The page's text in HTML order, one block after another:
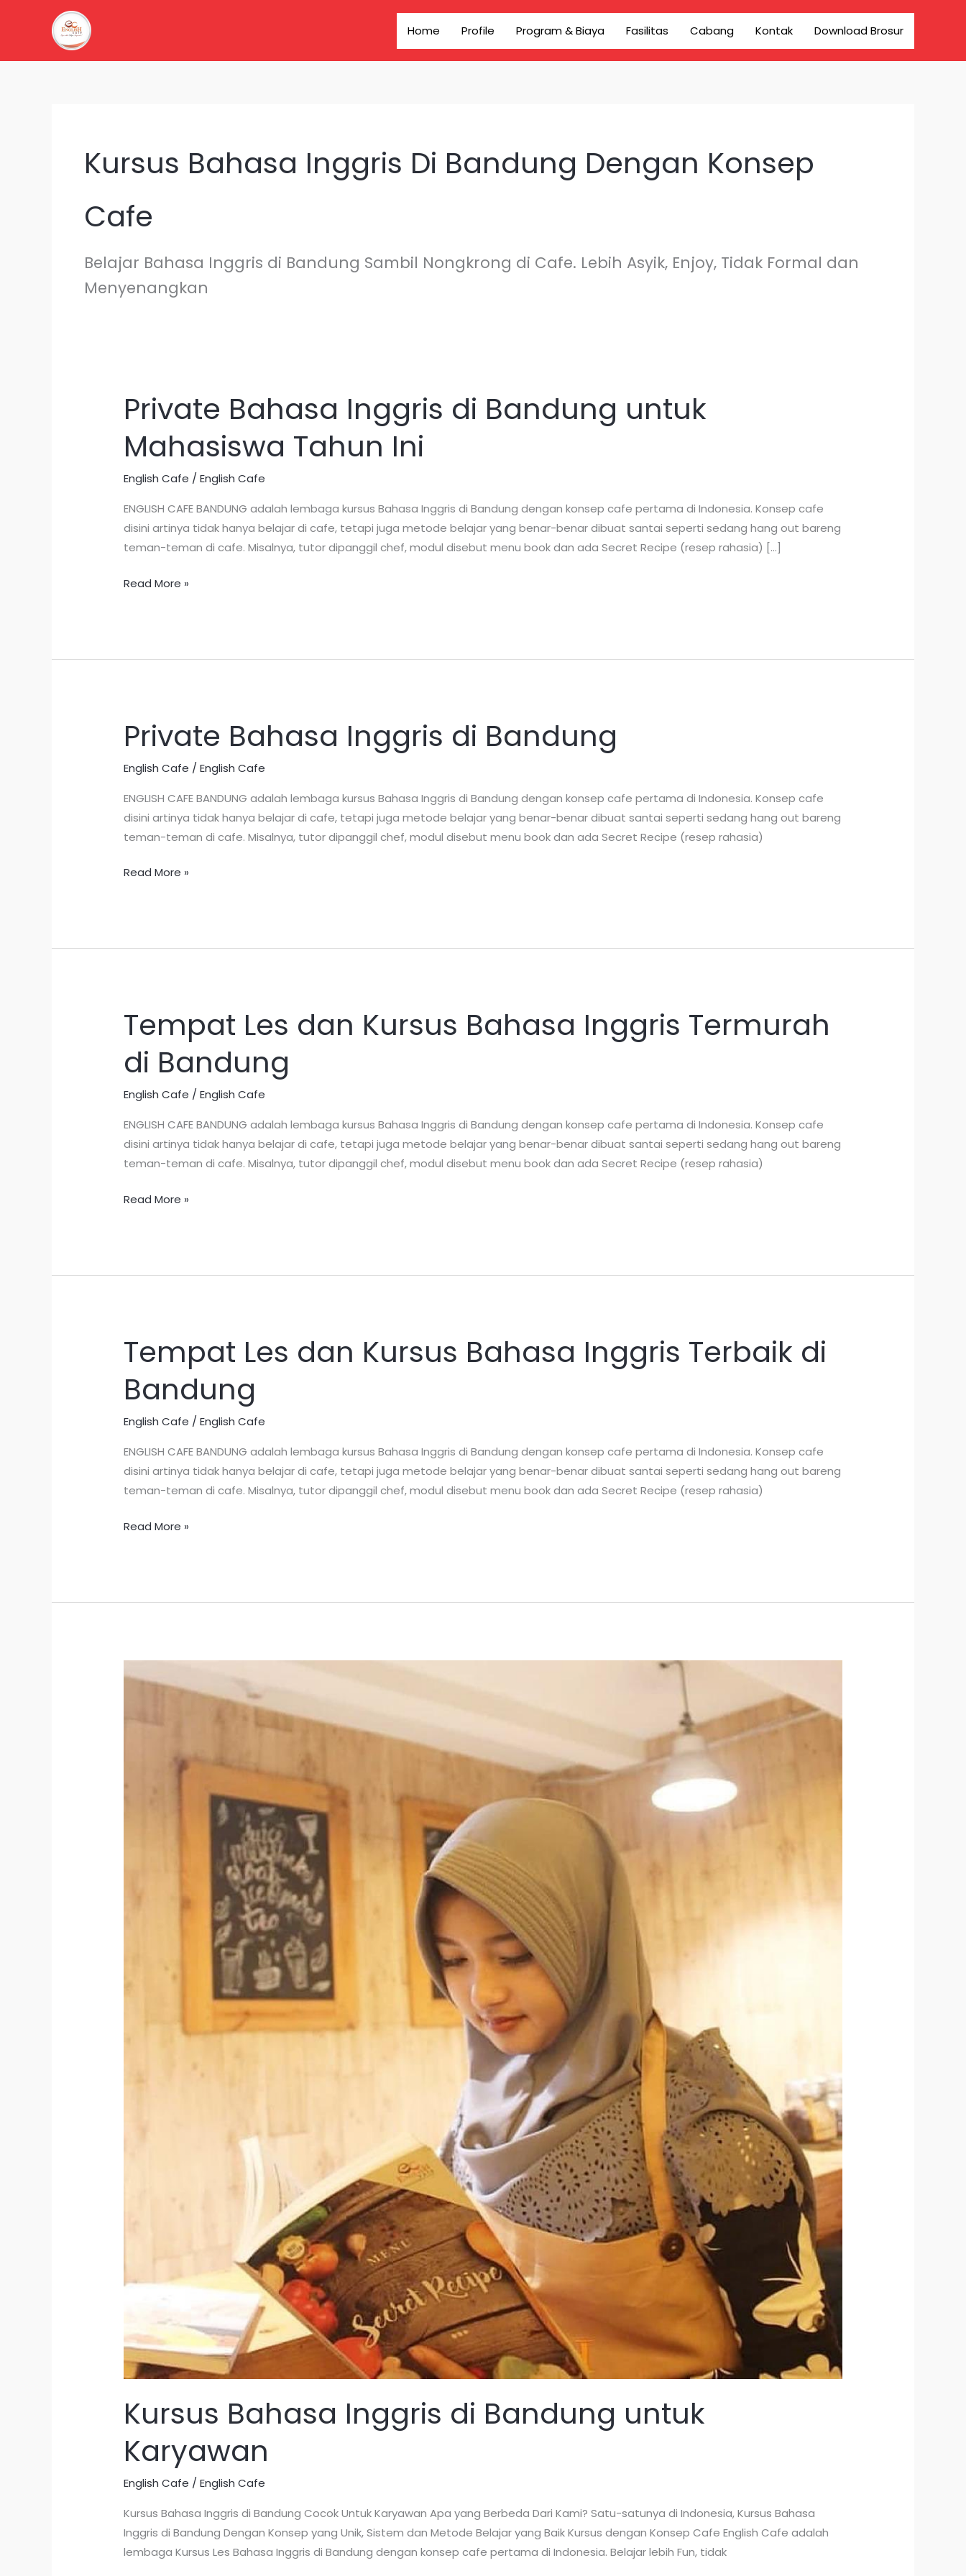
Home Profile Program & Biaya Fasilitas Cabang Kontak Download Brosur
Kursus Bahasa Inggris Di Bandung Dengan Konsep
Cafe
Belajar Bahasa Inggris di Bandung Sambil Nongkrong di Cafe. Lebih Asyik, Enjoy, Tidak Formal dan
Menyenangkan
Private Bahasa Inggris di Bandung untuk
Mahasiswa Tahun Ini
English Cafe /English Cafe
ENGLISH CAFE BANDUNG adalah lembaga kursus Bahasa Inggris di Bandung dengan konsep cafe pertama di Indonesia. Konsep cafe
disini artinya tidak hanya belajar di cafe, tetapi juga metode belajar yang benar-benar dibuat santai seperti sedang hang out bareng
teman-teman di cafe. Misalnya, tutor dipanggil chef, modul disebut menu book dan ada Secret Recipe (resep rahasia) […]
Private
Bahasa
Inggris
di
Bandung
Mahasiswa
Tahun
Ini
Read More »
Private Bahasa Inggris di Bandung
English Cafe /English Cafe
ENGLISH CAFE BANDUNG adalah lembaga kursus Bahasa Inggris di Bandung dengan konsep cafe pertama di Indonesia. Konsep cafe
disini artinya tidak hanya belajar di cafe, tetapi juga metode belajar yang benar-benar dibuat santai seperti sedang hang out bareng
teman-teman di cafe. Misalnya, tutor dipanggil chef, modul disebut menu book dan ada Secret Recipe (resep rahasia)
Private
Bahasa
Inggris
Bandung
Read More »
Tempat Les dan Kursus Bahasa Inggris Termurah
di Bandung
English Cafe /English Cafe
ENGLISH CAFE BANDUNG adalah lembaga kursus Bahasa Inggris di Bandung dengan konsep cafe pertama di Indonesia. Konsep cafe
disini artinya tidak hanya belajar di cafe, tetapi juga metode belajar yang benar-benar dibuat santai seperti sedang hang out bareng
teman-teman di cafe. Misalnya, tutor dipanggil chef, modul disebut menu book dan ada Secret Recipe (resep rahasia)
Tempat
Les
dan
Kursus
Bahasa
Termurah
di
Bandung
Read More »
Tempat Les dan Kursus Bahasa Inggris Terbaik di
Bandung
English Cafe /English Cafe
ENGLISH CAFE BANDUNG adalah lembaga kursus Bahasa Inggris di Bandung dengan konsep cafe pertama di Indonesia. Konsep cafe
disini artinya tidak hanya belajar di cafe, tetapi juga metode belajar yang benar-benar dibuat santai seperti sedang hang out bareng
teman-teman di cafe. Misalnya, tutor dipanggil chef, modul disebut menu book dan ada Secret Recipe (resep rahasia)
Tempat
Les
dan
Kursus
Bahasa
Terbaik
di
Bandung
Read More »
Kursus Bahasa Inggris di Bandung untuk
Karyawan
English Cafe /English Cafe
Kursus Bahasa Inggris di Bandung Cocok Untuk Karyawan Apa yang Berbeda Dari Kami? Satu-satunya di Indonesia, Kursus Bahasa
Inggris di Bandung Dengan Konsep yang Unik, Sistem dan Metode Belajar yang Baik Kursus dengan Konsep Cafe English Cafe adalah
lembaga Kursus Les Bahasa Inggris di Bandung dengan konsep cafe pertama di Indonesia. Belajar lebih Fun, tidak
Bahasa
Karyawan